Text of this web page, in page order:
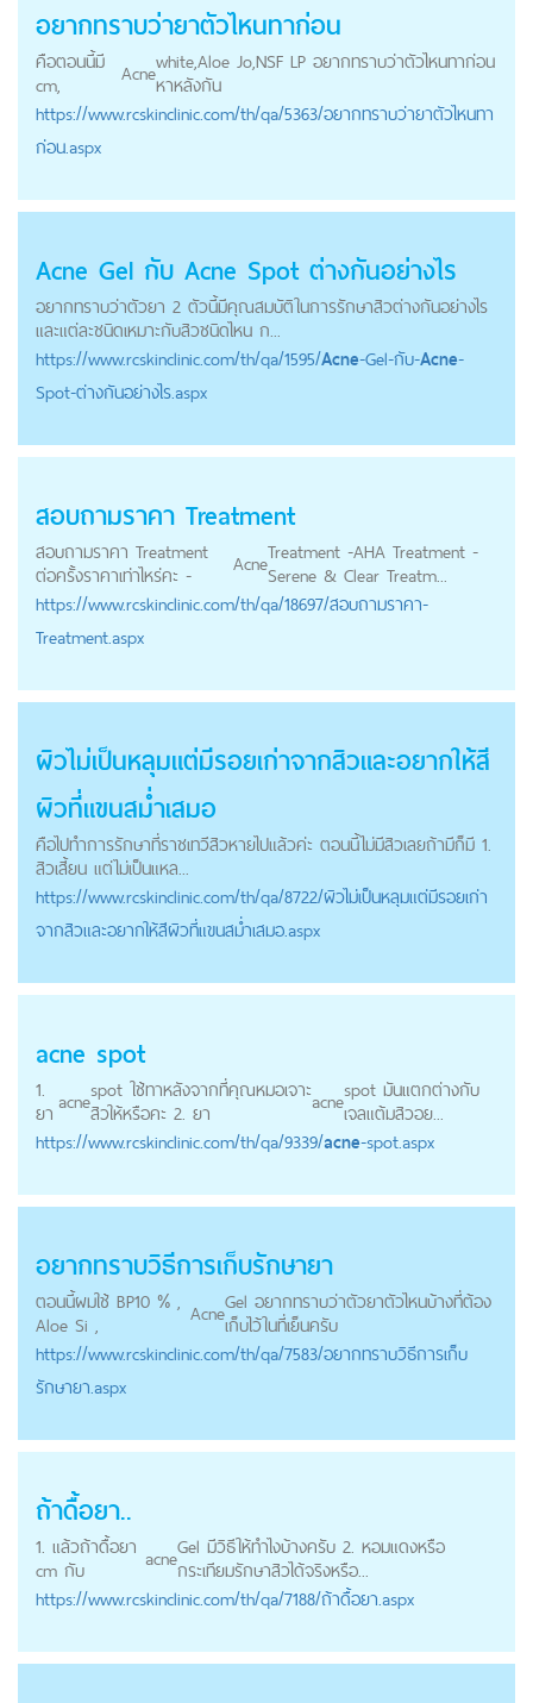
อยากทราบว่ายาตัวไหนทาก่อน
คือตอนนี้มี
cm,
Acnewhite,Aloe Jo,NSF LP อยากทราบว่าตัวไหนทาก่อน
หาหลังกัน
https://www.rcskinclinic.com/th/qa/5363/อยากทราบว่ายาตัวไหนทา
ก่อน.aspx
Acne Gel กับ Acne Spot ต่างกันอย่างไร
อยากทราบว่าตัวยา 2 ตัวนี้มีคุณสมบัติในการรักษาสิวต่างกันอย่างไร
และแต่ละชนิดเหมาะกับสิวชนิดไหน ก...
https://www.rcskinclinic.com/th/qa/1595/Acne-Gel-กับ-Acne-
Spot-ต่างกันอย่างไร.aspx
สอบถามราคา Treatment
สอบถามราคา Treatment
ต่อครั้งราคาเท่าไหร่คะ -
AcneTreatment -AHA Treatment -
Serene & Clear Treatm...
https://www.rcskinclinic.com/th/qa/18697/สอบถามราคา-
Treatment.aspx
ผิวไม่เป็นหลุมแต่มีรอยเก่าจากสิวและอยากให้สี
ผิวที่แขนสม่ำเสมอ
คือไปทำการรักษาที่ราชเทวีสิวหายไปแล้วค่ะ ตอนนี้ไม่มีสิวเลยถ้ามีก็มี 1.
สิวเสี้ยน แต่ไม่เป็นแหล...
https://www.rcskinclinic.com/th/qa/8722/ผิวไม่เป็นหลุมแต่มีรอยเก่า
จากสิวและอยากให้สีผิวที่แขนสม่ำเสมอ.aspx
acne spot
1.
ยา acnespot ใช้ทาหลังจากที่คุณหมอเจาะ
สิวให้หรือคะ 2. ยา
acnespot มันแตกต่างกับ
เจลแต้มสิวอย...
https://www.rcskinclinic.com/th/qa/9339/acne-spot.aspx
อยากทราบวิธีการเก็บรักษายา
ตอนนี้ผมใช้ BP10 % ,
Aloe Si ,
AcneGel อยากทราบว่าตัวยาตัวไหนบ้างที่ต้อง
เก็บไว้ในที่เย็นครับ
https://www.rcskinclinic.com/th/qa/7583/อยากทราบวิธีการเก็บ
รักษายา.aspx
ถ้าดื้อยา..
1. แล้วถ้าดื้อยา
cm กับ
acneGel มีวิธีให้ทำไงบ้างครับ 2. หอมแดงหรือ
กระเทียมรักษาสิวได้จริงหรือ...
https://www.rcskinclinic.com/th/qa/7188/ถ้าดื้อยา.aspx